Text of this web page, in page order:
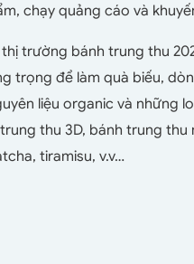
chạy quảng cáo và
trường bánh trung thu
trọng để làm quà biếu,
liệu organic và những
thu 3D, bánh trung thu
tiramisu, v.v…